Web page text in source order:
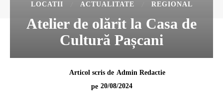
LOCATII ACTUALITATE REGIONAL
Atelier de olărit la Casa de
Cultură Pașcani
Articol scris de Admin Redactie
pe 20/08/2024